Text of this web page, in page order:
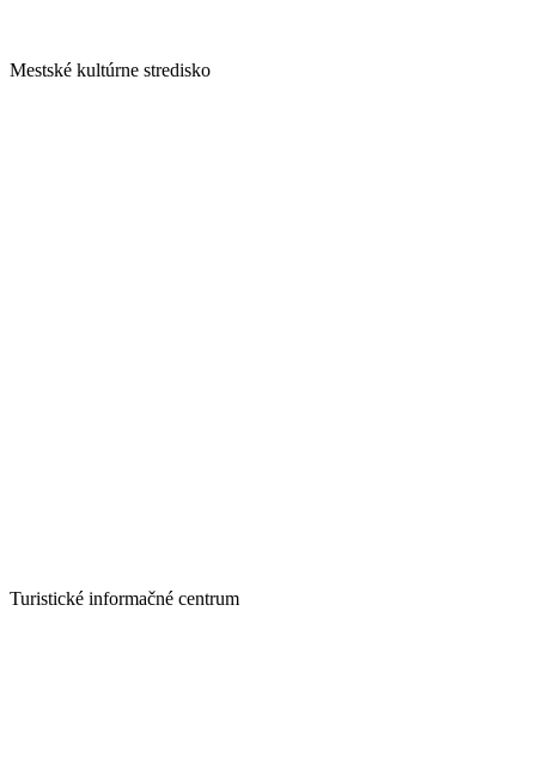
Mestské kultúrne stredisko
Turistické informačné centrum